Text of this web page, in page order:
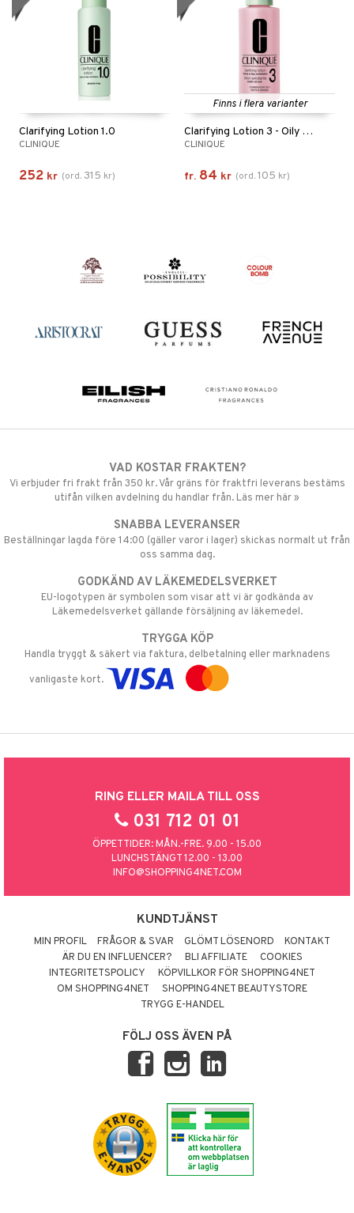
Clarifying Lotion 1.0
CLINIQUE
252 kr (ord. 315 kr)
Finns i flera varianter
Clarifying Lotion 3 - Oily Skin
CLINIQUE
fr. 84 kr (ord.105 kr)
VAD KOSTAR FRAKTEN?
Vi erbjuder fri frakt från 350 kr. Vår gräns för fraktfri leverans bestäms
utifån vilken avdelning du handlar från. Läs mer här »
SNABBA LEVERANSER
Beställningar lagda före 14:00 (gäller varor i lager) skickas normalt ut från
oss samma dag.
GODKÄND AV LÄKEMEDELSVERKET
EU-logotypen är symbolen som visar att vi är godkända av
Läkemedelsverket gällande försäljning av läkemedel.
TRYGGA KÖP
Handla tryggt & säkert via faktura, delbetalning eller marknadens
vanligaste kort.
RING ELLER MAILA TILL OSS
031 712 01 01
ÖPPETTIDER: MÅN.-FRE. 9.00 - 15.00
LUNCHSTÄNGT 12.00 - 13.00
INFO@SHOPPING4NET.COM
KUNDTJÄNST
MIN PROFIL FRÅGOR & SVAR GLÖMT LÖSENORD
KONTAKT
ÄR DU EN INFLUENCER?
BLI AFFILIATE
COOKIES
INTEGRITETSPOLICY
KÖPVILLKOR FÖR SHOPPING4NET
OM SHOPPING4NET
SHOPPING4NET BEAUTYSTORE
TRYGG E-HANDEL
FÖLJ OSS ÄVEN PÅ